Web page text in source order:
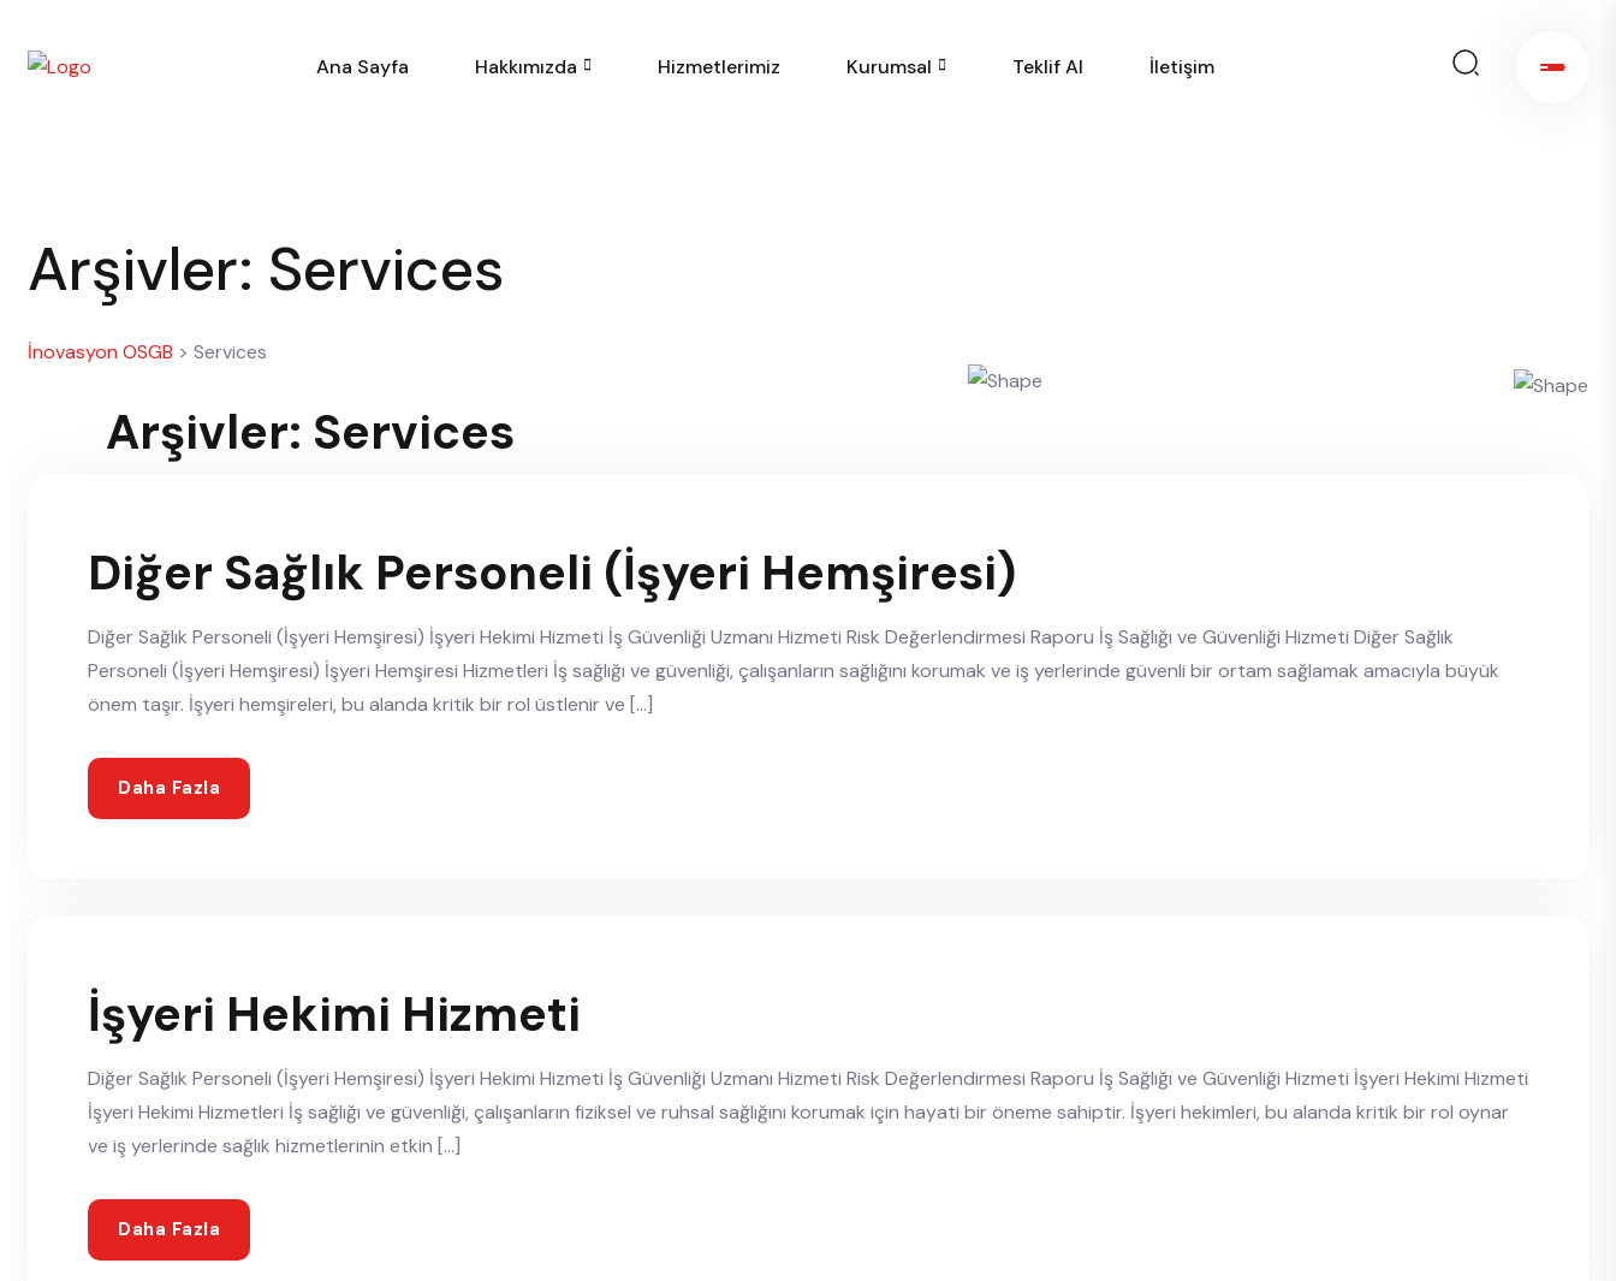
Ana Sayfa Hakkımızda Hizmetlerimiz Kurumsal Teklif Al İletişim
Arşivler: Services
İnovasyon OSGB > Services
Arşivler: Services
Diğer Sağlık Personeli (İşyeri Hemşiresi)
Diğer Sağlık Personeli (İşyeri Hemşiresi) İşyeri Hekimi Hizmeti İş Güvenliği Uzmanı Hizmeti Risk Değerlendirmesi Raporu İş Sağlığı ve Güvenliği Hizmeti Diğer Sağlık
Personeli (İşyeri Hemşiresi) İşyeri Hemşiresi Hizmetleri İş sağlığı ve güvenliği, çalışanların sağlığını korumak ve iş yerlerinde güvenli bir ortam sağlamak amacıyla büyük
önem taşır. İşyeri hemşireleri, bu alanda kritik bir rol üstlenir ve […]
Daha Fazla
İşyeri Hekimi Hizmeti
Diğer Sağlık Personeli (İşyeri Hemşiresi) İşyeri Hekimi Hizmeti İş Güvenliği Uzmanı Hizmeti Risk Değerlendirmesi Raporu İş Sağlığı ve Güvenliği Hizmeti İşyeri Hekimi Hizmeti
İşyeri Hekimi Hizmetleri İş sağlığı ve güvenliği, çalışanların fiziksel ve ruhsal sağlığını korumak için hayati bir öneme sahiptir. İşyeri hekimleri, bu alanda kritik bir rol oynar
ve iş yerlerinde sağlık hizmetlerinin etkin […]
Daha Fazla